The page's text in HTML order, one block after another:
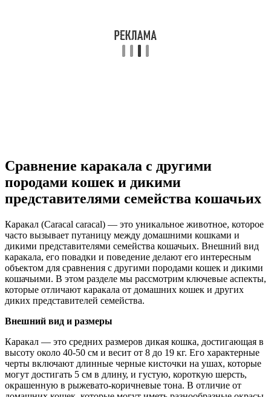
Сравнение каракала с другими
породами кошек и дикими
представителями семейства кошачьих
Каракал (Caracal caracal) — это уникальное животное, которое
часто вызывает путаницу между домашними кошками и
дикими представителями семейства кошачьих. Внешний вид
каракала, его повадки и поведение делают его интересным
объектом для сравнения с другими породами кошек и дикими
кошачьими. В этом разделе мы рассмотрим ключевые аспекты,
которые отличают каракала от домашних кошек и других
диких представителей семейства.
Внешний вид и размеры
Каракал — это средних размеров дикая кошка, достигающая в
высоту около 40-50 см и весит от 8 до 19 кг. Его характерные
черты включают длинные черные кисточки на ушах, которые
могут достигать 5 см в длину, и густую, короткую шерсть,
окрашенную в рыжевато-коричневые тона. В отличие от